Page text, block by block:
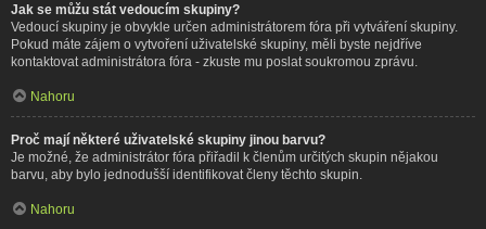
Jak se můžu stát vedoucím skupiny?
Vedoucí skupiny je obvykle určen administrátorem fóra při vytváření skupiny.
Pokud máte zájem o vytvoření uživatelské skupiny, měli byste nejdříve
kontaktovat administrátora fóra - zkuste mu poslat soukromou zprávu.
Nahoru
Proč mají některé uživatelské skupiny jinou barvu?
Je možné, že administrátor fóra přiřadil k členům určitých skupin nějakou
barvu, aby bylo jednodušší identifikovat členy těchto skupin.
Nahoru